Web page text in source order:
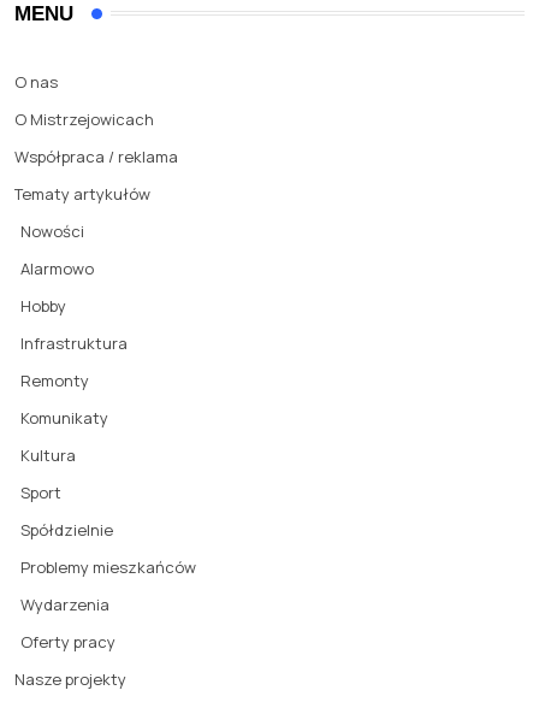
MENU
O nas
O Mistrzejowicach
Współpraca / reklama
Tematy artykułów
Nowości
Alarmowo
Hobby
Infrastruktura
Remonty
Komunikaty
Kultura
Sport
Spółdzielnie
Problemy mieszkańców
Wydarzenia
Oferty pracy
Nasze projekty